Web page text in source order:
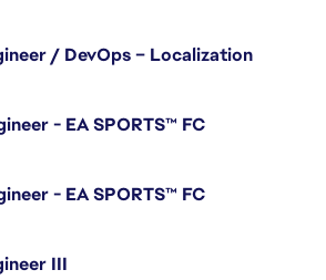
/ DevOps – Localization
- EA SPORTS™ FC
- EA SPORTS™ FC
III